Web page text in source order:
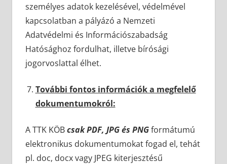
személyes adatok kezelésével, védelmével
kapcsolatban a pályázó a Nemzeti
Adatvédelmi és Információszabadság
Hatósághoz fordulhat, illetve bírósági
jogorvoslattal élhet.
További fontos információk a megfelelő
dokumentumokról:
A TTK KÖBcsak PDF, JPG és PNGformátumú
elektronikus dokumentumokat fogad el, tehát
pl. doc, docx vagy JPEG kiterjesztésű